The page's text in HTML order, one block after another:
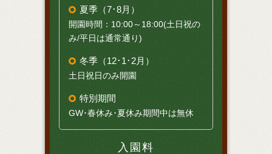
夏季（7･8月）
開園時間：10:00～18:00(土日祝の
み/平日は通常通り)
冬季（12･1･2月）
土日祝日のみ開園
特別期間
GW･春休み･夏休み期間中は無休
入園料